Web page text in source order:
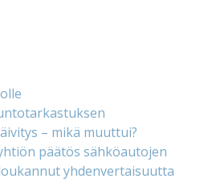
– mikä muuttui?
päätös sähköautojen
yhdenvertaisuutta